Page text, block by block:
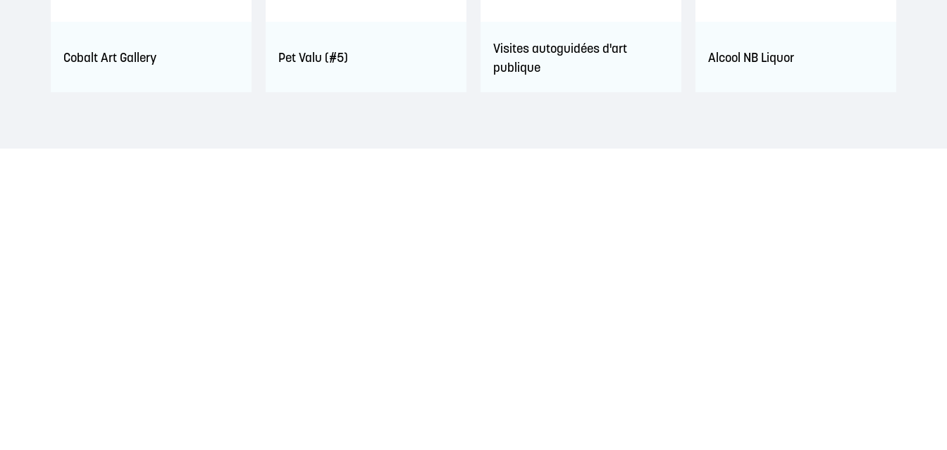
Cobalt Art Gallery Pet Valu (#5)
Visites autoguidées d'art
publique
Alcool NB Liquor